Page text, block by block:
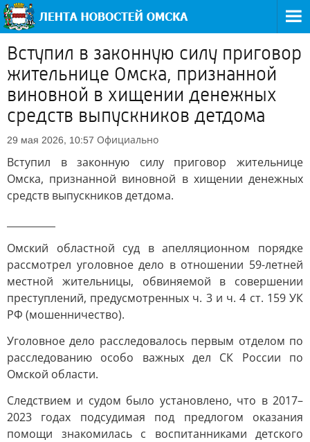
Вступил в законную силу приговор
жительнице Омска, признанной
виновной в хищении денежных
средств выпускников детдома
29 мая 2026, 10:57 Официально
Вступил в законную силу приговор жительнице
Омска, признанной виновной в хищении денежных
средств выпускников детдома.
Омский областной суд в апелляционном порядке
рассмотрел уголовное дело в отношении 59-летней
местной жительницы, обвиняемой в совершении
преступлений, предусмотренных ч. 3 и ч. 4 ст. 159 УК
РФ (мошенничество).
Уголовное дело расследовалось первым отделом по
расследованию особо важных дел СК России по
Омской области.
Следствием и судом было установлено, что в 2017–
2023 годах подсудимая под предлогом оказания
помощи знакомилась с воспитанниками детского